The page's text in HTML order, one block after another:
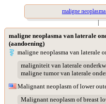
maligne
|
maligne neoplasma van laterale
(aandoening)
maligne neoplasma van laterale
maligniteit van laterale
maligne tumor van laterale
Malignant neoplasm of lower
Malignant neoplasm of breast